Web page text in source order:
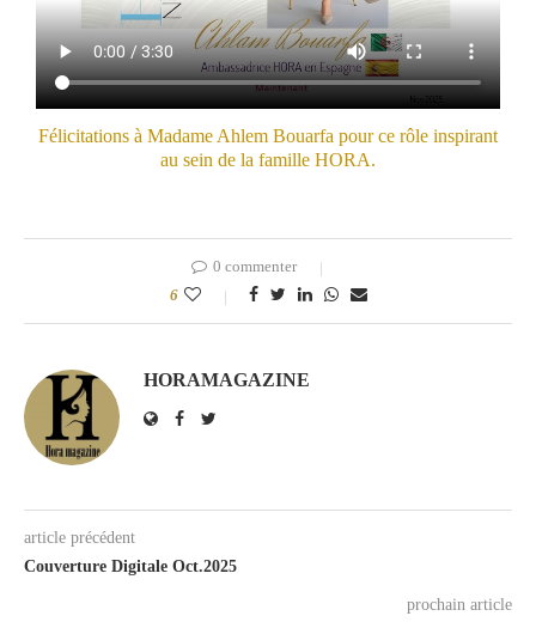
Félicitations à Madame Ahlem Bouarfa pour ce rôle inspirant
au sein de la famille HORA.
0 commenter
6
HORAMAGAZINE
article précédent
Couverture Digitale Oct.2025
prochain article